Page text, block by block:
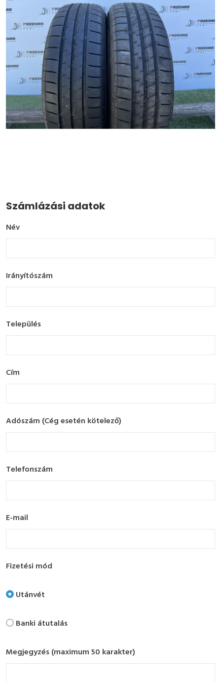
Számlázási adatok
Név
Irányítószám
Település
Cím
Adószám (Cég esetén kötelező)
Telefonszám
E-mail
Fizetési mód
Utánvét
Banki átutalás
Megjegyzés (maximum 50 karakter)